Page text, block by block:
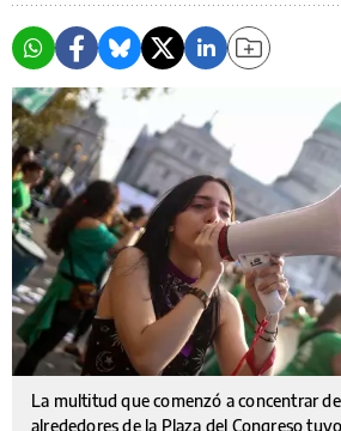
La multitud que comenzó a concentrar
alrededores de la Plaza del Congreso